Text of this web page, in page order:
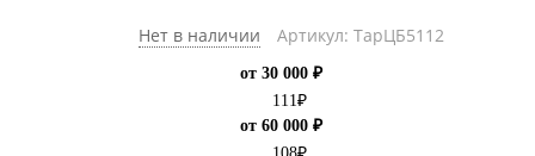
Нет в наличии Артикул: ТарЦБ5112
от 30 000 ₽
111₽
от 60 000 ₽